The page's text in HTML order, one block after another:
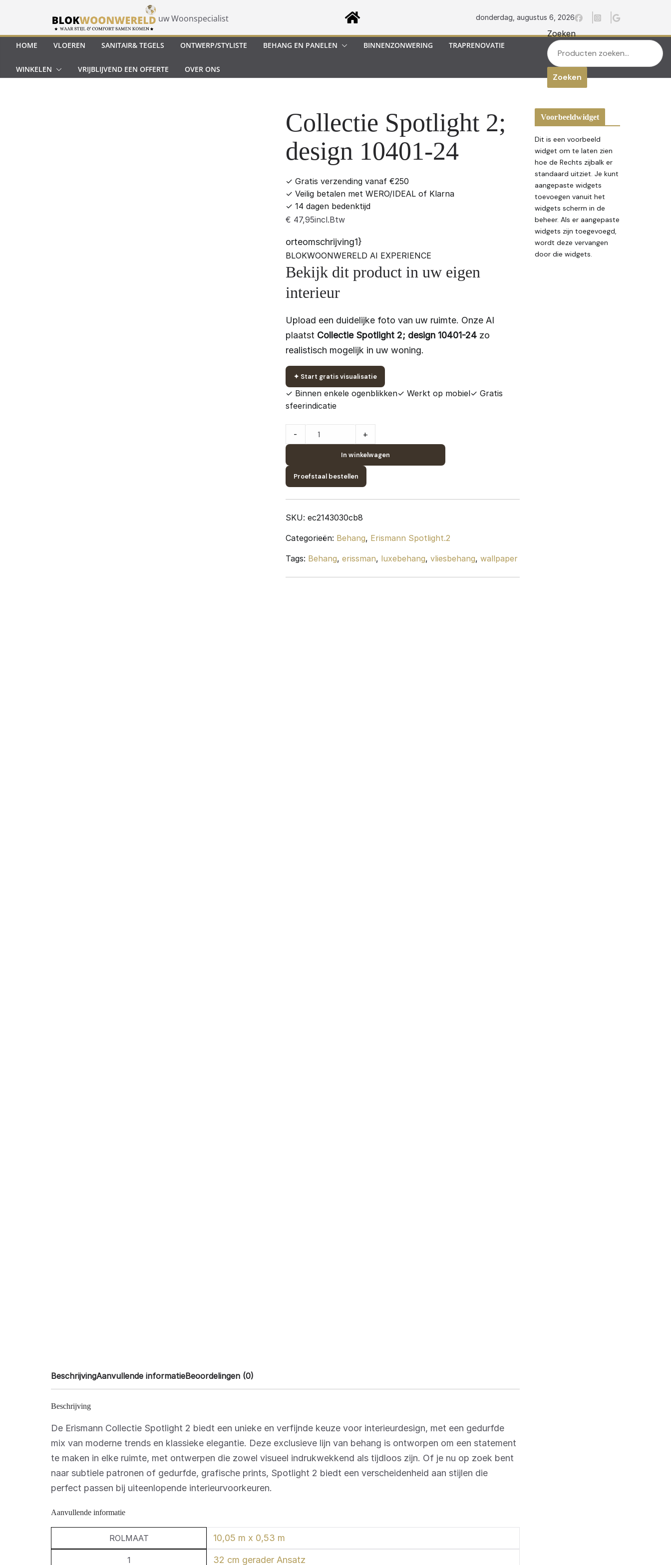
inhoud
uw Woonspecialist donderdag, augustus 6, 2026
HOME VLOEREN SANITAIR& TEGELS ONTWERP/STYLISTE BEHANG EN PANELEN BINNENZONWERING TRAPRENOVATIE
WINKELEN VRIJBLIJVEND EEN OFFERTE OVER ONS
Zoeken
Zoeken
Collectie Spotlight 2;
design 10401-24
✓ Gratis verzending vanaf €250
✓ Veilig betalen met WERO/IDEAL of Klarna
✓ 14 dagen bedenktijd
€ 47,95incl.Btw
orteomschrijving1}
BLOKWOONWERELD AI EXPERIENCE
Bekijk dit product in uw eigen
interieur
Upload een duidelijke foto van uw ruimte. Onze AI
plaatst Collectie Spotlight 2; design 10401-24zo
realistisch mogelijk in uw woning.
✦ Start gratis visualisatie
✓ Binnen enkele ogenblikken✓ Werkt op mobiel✓ Gratis
sfeerindicatie
Collectie
Spotlight
design
10401-
- +
In winkelwagen
Proefstaal bestellen
SKU: ec2143030cb8
Categorieën: Behang, Erismann Spotlight.2
Tags: Behang, erissman, luxebehang, vliesbehang, wallpaper
BeschrijvingAanvullende informatieBeoordelingen (0)
Beschrijving
De Erismann Collectie Spotlight 2 biedt een unieke en verfijnde keuze voor interieurdesign, met een gedurfde
mix van moderne trends en klassieke elegantie. Deze exclusieve lijn van behang is ontworpen om een statement
te maken in elke ruimte, met ontwerpen die zowel visueel indrukwekkend als tijdloos zijn. Of je nu op zoek bent
naar subtiele patronen of gedurfde, grafische prints, Spotlight 2 biedt een verscheidenheid aan stijlen die
perfect passen bij uiteenlopende interieurvoorkeuren.
Aanvullende informatie
ROLMAAT 10,05 m x 0,53 m
1 32 cm gerader Ansatz
Voorbeeldwidget
Dit is een voorbeeld
widget om te laten zien
hoe de Rechts zijbalk er
standaard uitziet. Je kunt
aangepaste widgets
toevoegen vanuit het
widgets scherm in de
beheer. Als er aangepaste
widgets zijn toegevoegd,
wordt deze vervangen
door die widgets.